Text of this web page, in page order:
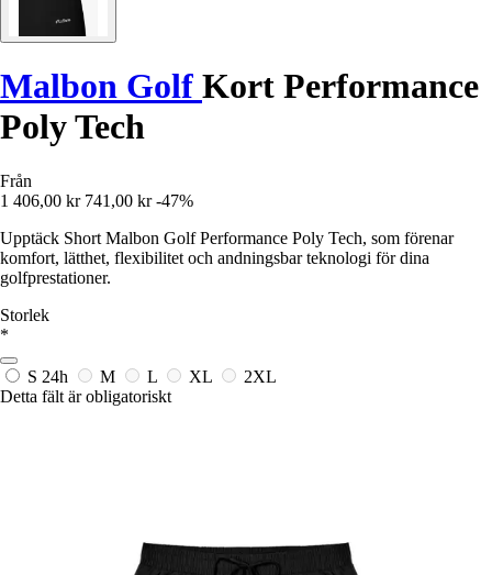
Malbon Golf Kort Performance
Poly Tech
Från
1 406,00 kr 741,00 kr -47%
Upptäck Short Malbon Golf Performance Poly Tech, som förenar
komfort, lätthet, flexibilitet och andningsbar teknologi för dina
golfprestationer.
Storlek
*
S 24h M L XL
2XL
Detta fält är obligatoriskt